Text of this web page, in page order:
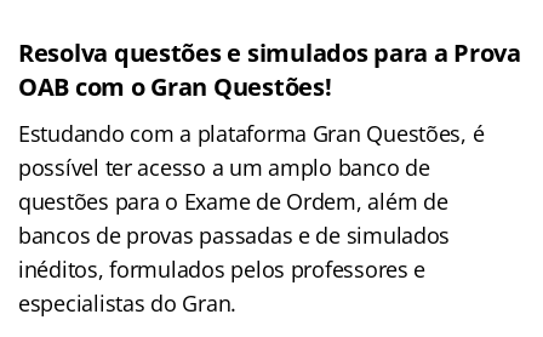
Resolva questões e simulados para a Prova
OAB com o Gran Questões!
Estudando com a plataforma Gran Questões, é
possível ter acesso a um amplo banco de
questões para o Exame de Ordem, além de
bancos de provas passadas e de simulados
inéditos, formulados pelos professores e
especialistas do Gran.